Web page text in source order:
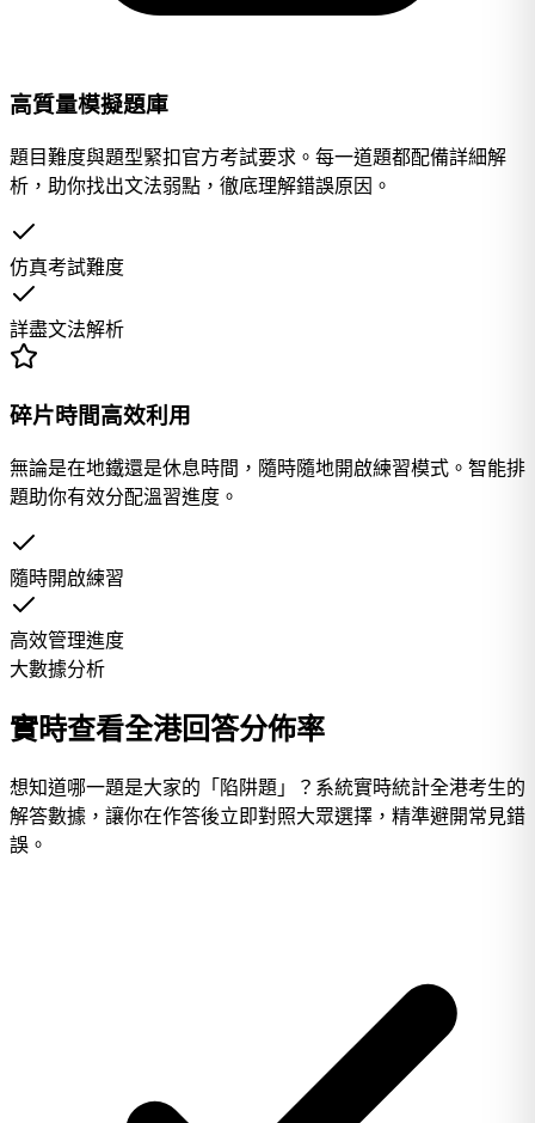
高質量模擬題庫
題目難度與題型緊扣官方考試要求。每一道題都配備詳細解
析，助你找出文法弱點，徹底理解錯誤原因。
仿真考試難度
詳盡文法解析
碎片時間高效利用
無論是在地鐵還是休息時間，隨時隨地開啟練習模式。智能排
題助你有效分配溫習進度。
隨時開啟練習
高效管理進度
大數據分析
實時查看全港回答分佈率
想知道哪一題是大家的「陷阱題」？系統實時統計全港考生的
解答數據，讓你在作答後立即對照大眾選擇，精準避開常見錯
誤。